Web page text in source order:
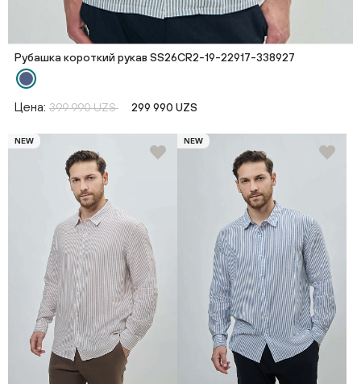
Рубашка короткий рукав SS26CR2-19-22917-338927
Цена: 399 990 UZS 299 990 UZS
NEW NEW